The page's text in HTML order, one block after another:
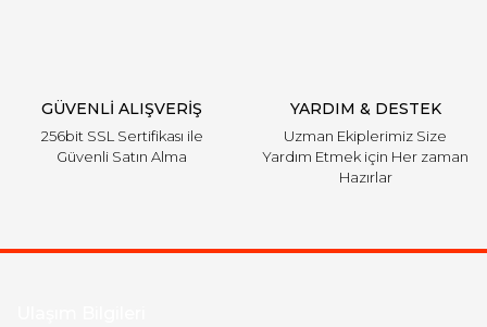
GÜVENLİ ALIŞVERİŞ
256bit SSL Sertifikası ile
Güvenli Satın Alma
YARDIM & DESTEK
Uzman Ekiplerimiz Size
Yardım Etmek için Her zaman
Hazırlar